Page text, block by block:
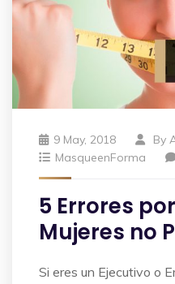
9 May, 2018 By
MasqueenForma
5 Errores
Mujeres no
Si eres un Ejecutivo o